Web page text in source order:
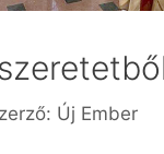
Új Ember